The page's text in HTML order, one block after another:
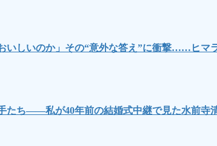
いしいのか」その“意外な答え”に衝撃……ヒ
たち――私が40年前の結婚式中継で見た水前寺